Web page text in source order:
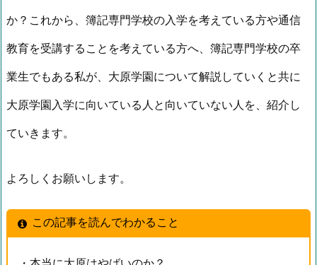
か？これから、簿記専門学校の入学を考えている方や通信
教育を受講することを考えている方へ、簿記専門学校の卒
業生でもある私が、大原学園について解説していくと共に
大原学園入学に向いている人と向いていない人を、紹介し
ていきます。
よろしくお願いします。
この記事を読んでわかること